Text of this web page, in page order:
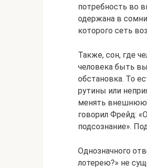
потребность во
одержана в
которого сеть
Также, сон, где
человека быть
обстановка. То
рутины или
менять внешнюю
говорил Фрейд:
подсознание».
Однозначного
лотерею?» не